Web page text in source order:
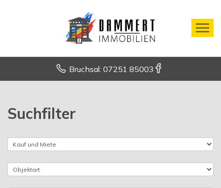
Bruchsal: 07251 85003
Suchfilter